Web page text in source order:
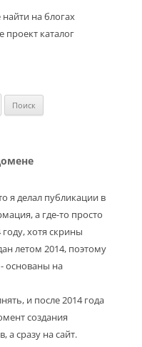
на блогах
проект каталог
я делал публикации в
а где-то просто
хотя скрины
летом 2014, поэтому
основаны на
и после 2014 года
создания
а сразу на сайт.